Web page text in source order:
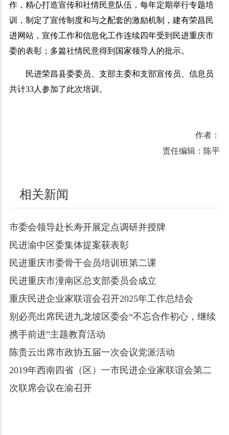
作，精心打造宣传和社情民意队伍，每年定期举行专题培
训，制定了宣传制度和与之配套的激励机制，建有荣昌民
进网站，宣传工作和信息化工作连续四年受到民进重庆市
委的表彰；多篇社情民意得到国家领导人的批示。
民进荣昌县委委员、支部主委和支部宣传员、信息员
共计33人参加了此次培训。
作者：
责任编辑：陈平
相关新闻
市委会领导赴长寿开展定点调研并授牌
民进渝中区委集体提案获表彰
民进重庆市委骨干会员培训班第二课
民进重庆市潼南区总支部委员会成立
重庆民进企业家联谊会召开2025年工作总结会
别必亮出席民进九龙坡区委会“不忘合作初心，继续
携手前进”主题教育活动
陈贵云出席市政协五届一次会议党派活动
2019年西南四省（区）一市民进企业家联谊会第二
次联席会议在渝召开